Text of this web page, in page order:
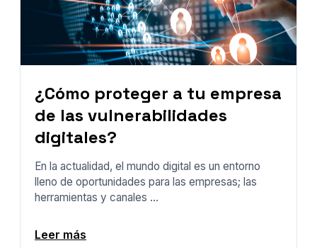
¿Cómo proteger a tu empresa
de las vulnerabilidades
digitales?
En la actualidad, el mundo digital es un entorno
lleno de oportunidades para las empresas; las
herramientas y canales ...
Leer más